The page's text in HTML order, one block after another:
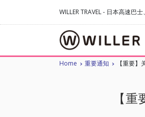
WILLER TRAVEL - 日本高速巴
Home 重要通知 【重要】
【